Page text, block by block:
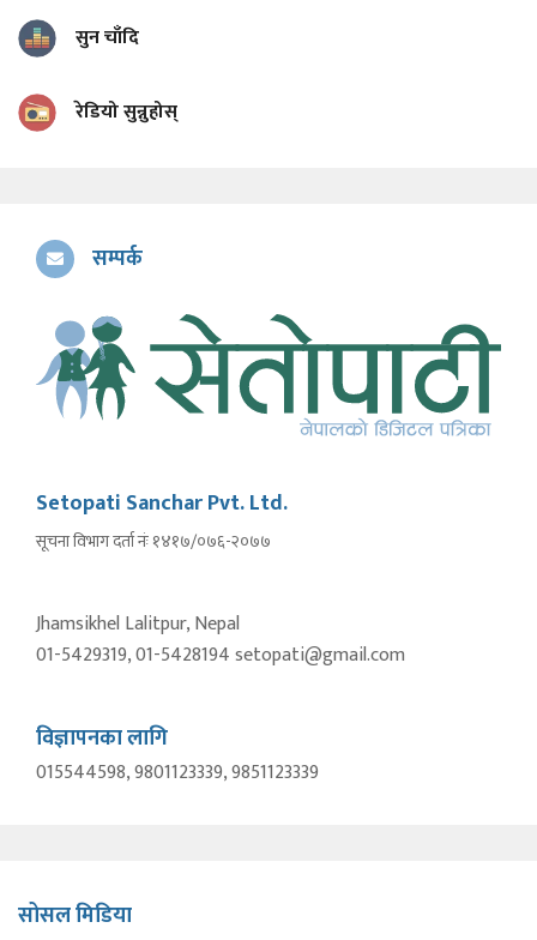
सुन चाँदि
रेडियो सुन्नुहोस्
सम्पर्क
Setopati Sanchar Pvt. Ltd.
सूचना विभाग दर्ता नंः १४१७/०७६-२०७७
Jhamsikhel Lalitpur, Nepal
01-5429319, 01-5428194 setopati@gmail.com
विज्ञापनका लागि
015544598, 9801123339, 9851123339
सोसल मिडिया